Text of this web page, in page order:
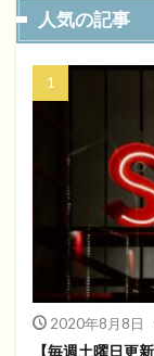
人気の記事
2020年8月8日
【毎週土曜日更